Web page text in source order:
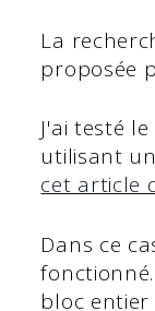
La
proposée
J'ai testé
utilisant
cet article
Dans ce
bloc